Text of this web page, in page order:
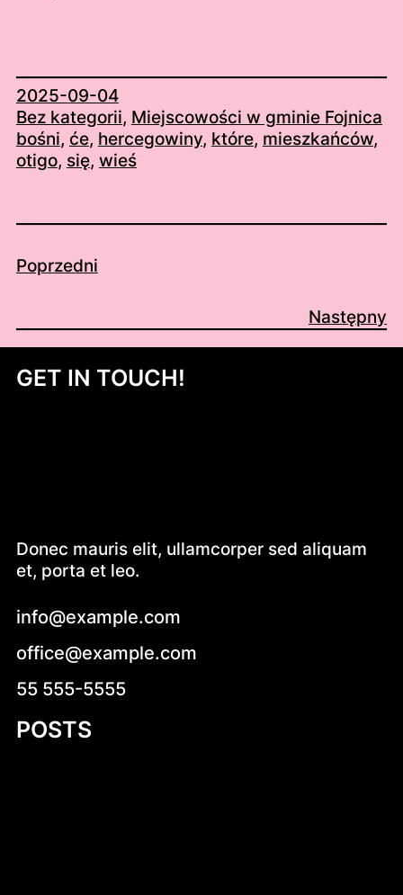
2025-09-04
Bez kategorii, Miejscowości w gminie Fojnica
bośni, će, hercegowiny, które, mieszkańców
otigo, się, wieś
Poprzedni
Następny
GET IN TOUCH!
Donec mauris elit, ullamcorper sed aliquam
et, porta et leo.
info@example.com
office@example.com
55 555-5555
POSTS